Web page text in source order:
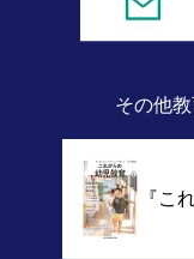
その他
『こ